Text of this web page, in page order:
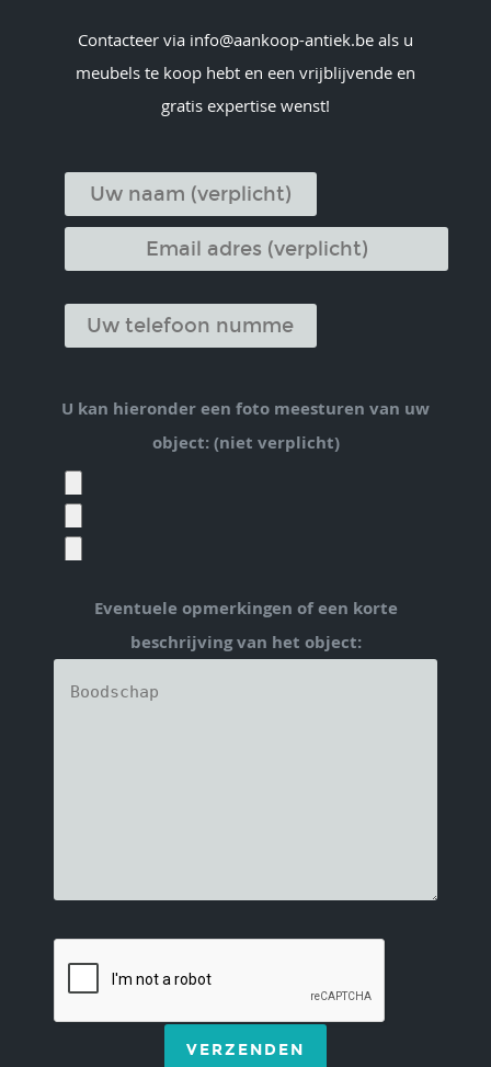
Contacteer via info@aankoop-antiek.be als u
meubels te koop hebt en een vrijblijvende en
gratis expertise wenst!
U kan hieronder een foto meesturen van uw
object: (niet verplicht)
Eventuele opmerkingen of een korte
beschrijving van het object:
VERZENDEN